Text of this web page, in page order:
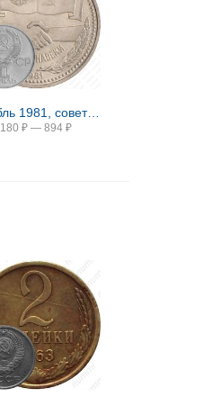
1 рубль 1981, советско-болгарская дружба
180 ₽ — 894 ₽